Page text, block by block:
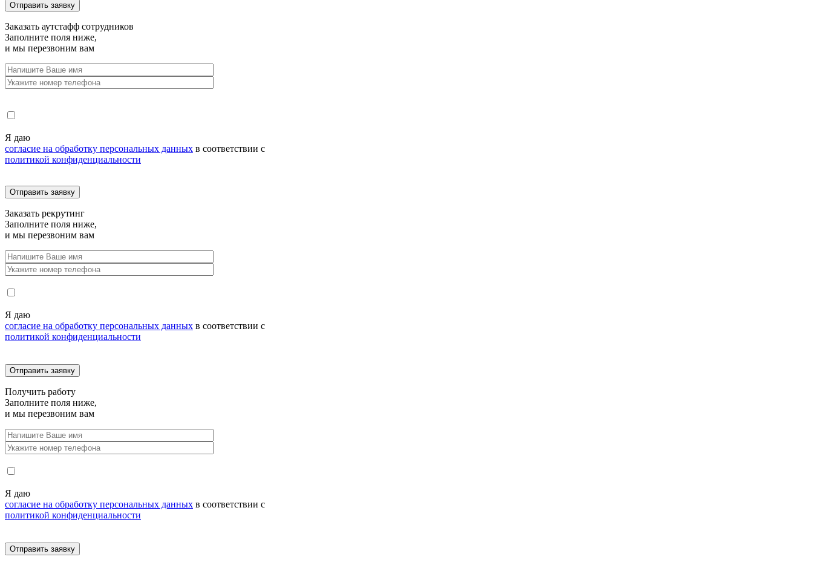
Заказать аутстафф сотрудников
Заполните поля ниже,
и мы перезвоним вам
Я даю
согласие на обработку персональных данных в соответствии с
политикой конфиденциальности
Заказать рекрутинг
Заполните поля ниже,
и мы перезвоним вам
Я даю
согласие на обработку персональных данных в соответствии с
политикой конфиденциальности
Получить работу
Заполните поля ниже,
и мы перезвоним вам
Я даю
согласие на обработку персональных данных в соответствии с
политикой конфиденциальности